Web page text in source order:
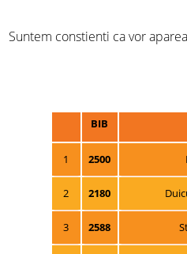
Suntem constienti ca vor